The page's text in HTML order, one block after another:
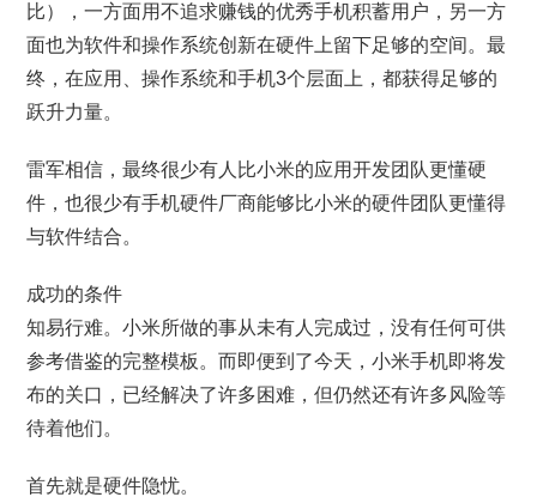
比），一方面用不追求赚钱的优秀手机积蓄用户，另一方
面也为软件和操作系统创新在硬件上留下足够的空间。最
终，在应用、操作系统和手机3个层面上，都获得足够的
跃升力量。
雷军相信，最终很少有人比小米的应用开发团队更懂硬
件，也很少有手机硬件厂商能够比小米的硬件团队更懂得
与软件结合。
成功的条件
知易行难。小米所做的事从未有人完成过，没有任何可供
参考借鉴的完整模板。而即便到了今天，小米手机即将发
布的关口，已经解决了许多困难，但仍然还有许多风险等
待着他们。
首先就是硬件隐忧。